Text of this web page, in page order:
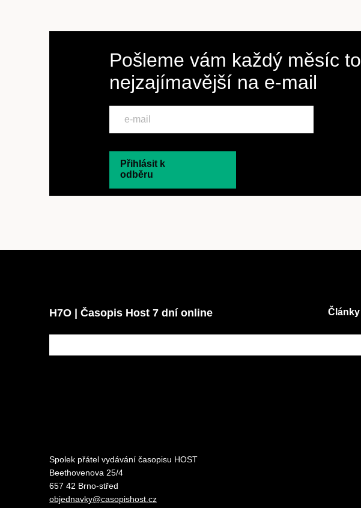
Pošleme vám každý měsíc to
nejzajímavější na e-mail
Přihlásit k
odběru
H7O | Časopis Host 7 dní online Články
Spolek přátel vydávání časopisu HOST
Beethovenova 25/4
657 42 Brno-střed
objednavky@casopishost.cz